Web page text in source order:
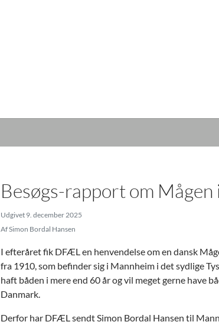
Besøgs-rapport om
Udgivet 9. december 2025
AfSimon Bordal Hansen
I efteråret fik DFÆL en henvendelse om en dansk
fra 1910, som befinder sig i Mannheim i det sydlige
haft båden i mere end 60 år og vil meget gerne have
Danmark.
Derfor har DFÆL sendt Simon Bordal Hansen til